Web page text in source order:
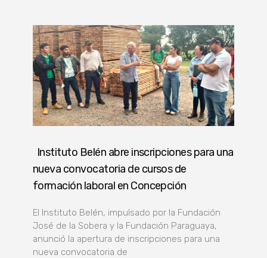
Instituto Belén abre inscripciones para una
nueva convocatoria de cursos de
formación laboral en Concepción
El Instituto Belén, impulsado por la Fundación
José de la Sobera y la Fundación Paraguaya,
anunció la apertura de inscripciones para una
nueva convocatoria de